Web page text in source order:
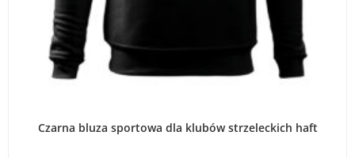
Czarna bluza sportowa dla klubów strzeleckich haft